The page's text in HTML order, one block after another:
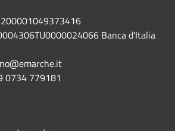
Banca d'Italia
0734 779181